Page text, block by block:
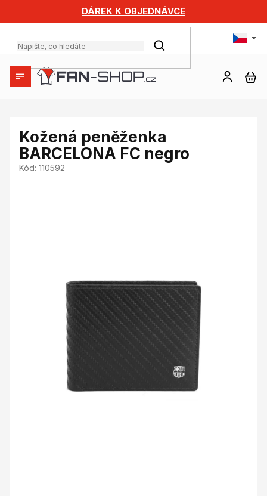
obsah
DÁREK K OBJEDNÁVCE
HLEDAT
Kožená peněženka
BARCELONA FC negro
Kód: 110592